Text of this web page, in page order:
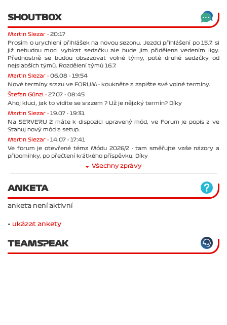
SHOUTBOX
Martin Slezar - 20:17
Prosím o urychlení přihlášek na novou sezonu. Jezdci přihlášení po 15.7. si
již nebudou moci vybírat sedačku ale bude jim přidělena vedením ligy.
Přednostně se budou obsazovat volné týmy, poté druhé sedačky od
nejslabších týmů. Rozdělení týmů 16.7.
Martin Slezar - 06.08 - 19:54
Nové termíny srazu ve FORUM - koukněte a zapište své volné termíny.
Štefan Günzl - 27.07 - 08:45
Ahoj kluci, jak to vidíte se srazem ? Už je nějaký termín? Díky
Martin Slezar - 19.07 - 19:31
Na SERVERU 2 máte k dispozici upravený mód, ve Forum je popis a ve
Stahuj nový mód a setup.
Martin Slezar - 14.07 - 17:41
Ve forum je otevřené téma Módu 2026/2 - tam směřujte vaše názory a
připomínky, po přečtení krátkého příspěvku. Díky
Všechny zprávy
ANKETA
anketa není aktivní
• ukázat ankety
TEAMSPEAK